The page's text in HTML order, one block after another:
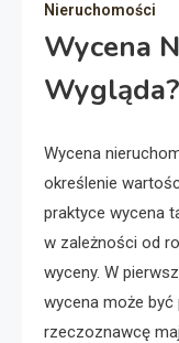
Nieruchomości
Wycena
Wygląda?
Wycena
określenie
praktyce wycena
w zależności od
wyceny. W
wycena może
rzeczoznawcę